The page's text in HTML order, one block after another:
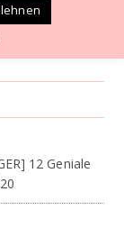
12 Geniale